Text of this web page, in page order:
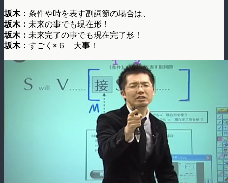
坂木： 条件や時を表す副詞節の場合は、
坂木： 未来の事でも現在形！
坂木： 未来完了の事でも現在完了形！
坂木： すごく×６ 大事！